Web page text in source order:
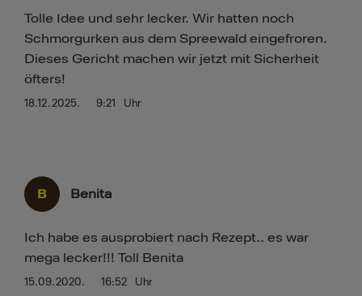
18.12.2025. 9:21 Uhr
Tolle Idee und sehr lecker. Wir hatten noch
Schmorgurken aus dem Spreewald eingefroren.
Dieses Gericht machen wir jetzt mit Sicherheit
öfters!
B Benita
15.09.2020. 16:52 Uhr
Ich habe es ausprobiert nach Rezept.. es war
mega lecker!!! Toll Benita